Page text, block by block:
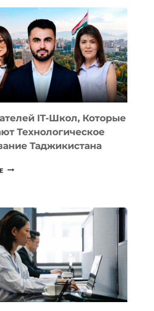
ВНЕШНЕГО
ВИДА
НОВОГО
УСТРОЙСТВА
ОТ
OPENAI
IT-Школ, Которые
Технологическое
Таджикистана
6
КОТОРЫЕ
РАЗВИВАЮТ
ТЕХНОЛОГИЧЕСКОЕ
ОБРАЗОВАНИЕ
ТАДЖИКИСТАНА